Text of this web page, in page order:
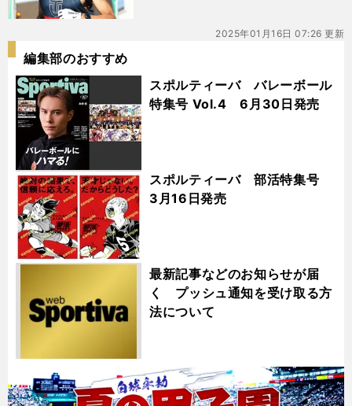
2025年01月16日 07:26 更新
編集部のおすすめ
スポルティーバ バレーボール
特集号 Vol.4 6月30日発売
スポルティーバ 部活特集号
3月16日発売
最新記事などのお知らせが届
く プッシュ通知を受け取る方
法について